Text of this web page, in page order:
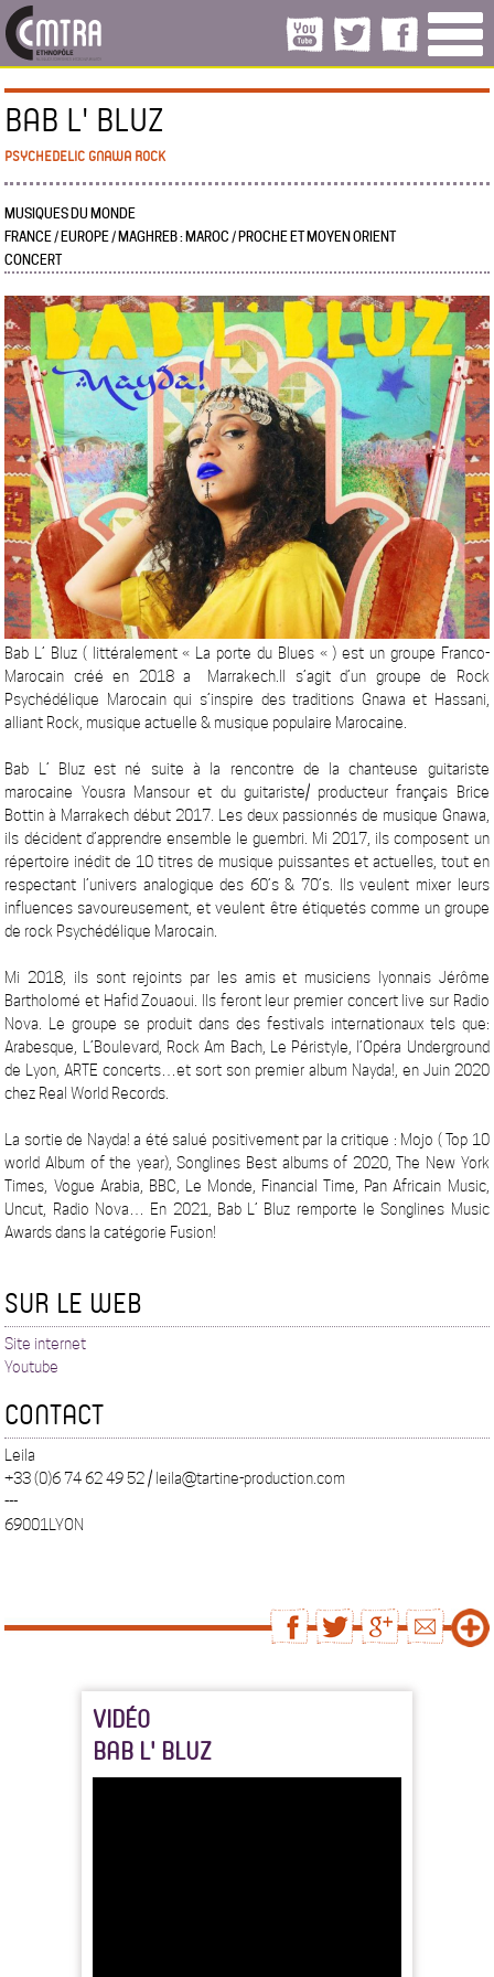
BAB L' BLUZ
PSYCHEDELIC GNAWA ROCK
MUSIQUES DU MONDE
FRANCE / EUROPE / MAGHREB : MAROC / PROCHE ET MOYEN ORIENT
CONCERT
Bab L’ Bluz ( littéralement « La porte du Blues « ) est un groupe Franco-
Marocain créé en 2018 a Marrakech.Il s’agit d’un groupe de Rock
Psychédélique Marocain qui s’inspire des traditions Gnawa et Hassani,
alliant Rock, musique actuelle & musique populaire Marocaine.
Bab L’ Bluz est né suite à la rencontre de la chanteuse guitariste
marocaine Yousra Mansour et du guitariste/ producteur français Brice
Bottin à Marrakech début 2017. Les deux passionnés de musique Gnawa,
ils décident d’apprendre ensemble le guembri. Mi 2017, ils composent un
répertoire inédit de 10 titres de musique puissantes et actuelles, tout en
respectant l’univers analogique des 60’s & 70’s. Ils veulent mixer leurs
influences savoureusement, et veulent être étiquetés comme un groupe
de rock Psychédélique Marocain.
Mi 2018, ils sont rejoints par les amis et musiciens lyonnais Jérôme
Bartholomé et Hafid Zouaoui. Ils feront leur premier concert live sur Radio
Nova. Le groupe se produit dans des festivals internationaux tels que:
Arabesque, L’Boulevard, Rock Am Bach, Le Péristyle, l’Opéra Underground
de Lyon, ARTE concerts…et sort son premier album Nayda!, en Juin 2020
chez Real World Records.
La sortie de Nayda! a été salué positivement par la critique : Mojo ( Top 10
world Album of the year), Songlines Best albums of 2020, The New York
Times, Vogue Arabia, BBC, Le Monde, Financial Time, Pan Africain Music,
Uncut, Radio Nova… En 2021, Bab L’ Bluz remporte le Songlines Music
Awards dans la catégorie Fusion!
SUR LE WEB
Site internet
Youtube
CONTACT
Leila
+33 (0)6 74 62 49 52 / leila@tartine-production.com
---
69001LYON
VIDÉO
BAB L' BLUZ